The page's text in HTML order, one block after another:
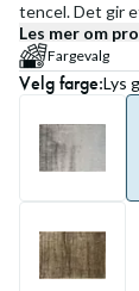
tencel. Det gir
Les mer om
Fargevalg
Velgfarge:Lys